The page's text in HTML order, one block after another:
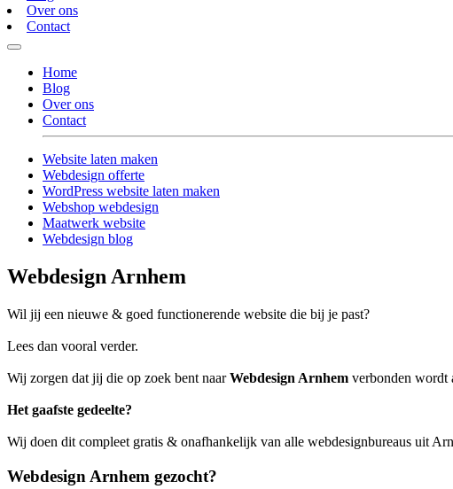
Over ons
Contact
Home
Blog
Over ons
Contact
Website laten maken
Webdesign offerte
WordPress website laten maken
Webshop webdesign
Maatwerk website
Webdesign blog
Webdesign Arnhem
Wil jij een nieuwe & goed functionerende website die bij je past?
Lees dan vooral verder.
Wij zorgen dat jij die op zoek bent naarWebdesign Arnhem verbonden wordt
Het gaafste gedeelte?
Wij doen dit compleet gratis & onafhankelijk van alle webdesignbureaus uit
Webdesign Arnhem gezocht?